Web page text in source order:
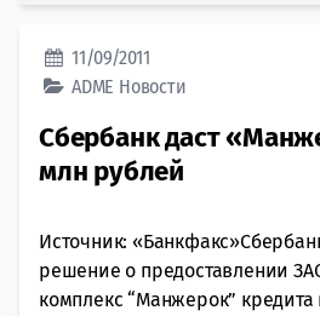
11/09/2011
ADME Новости
Сбербанк даст
млн рублей
Источник:
решение о предоставлении
комплекс “Манжерок”